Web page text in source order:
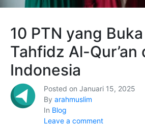
Posted on Januari 15, 2025
By arahmuslim
In Blog
Leave a comment
10 PTN yang
Tahfidz Al-Qur’an
Indonesia